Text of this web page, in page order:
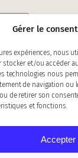
Gérer le
expériences, nous
et/ou accéder
technologies nous
de navigation ou
de retirer son
et fonctions.
Accepter
: